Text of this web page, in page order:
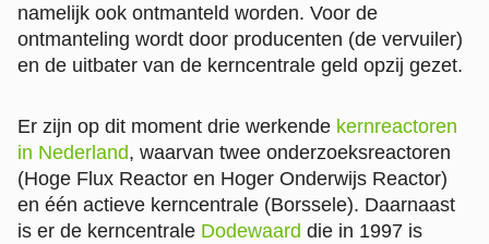
namelijk ook ontmanteld worden. Voor de
ontmanteling wordt door producenten (de vervuiler)
en de uitbater van de kerncentrale geld opzij gezet.
Er zijn op dit moment drie werkende kernreactoren
in Nederland, waarvan twee onderzoeksreactoren
(Hoge Flux Reactor en Hoger Onderwijs Reactor)
en één actieve kerncentrale (Borssele). Daarnaast
is er de kerncentrale Dodewaard die in 1997 is